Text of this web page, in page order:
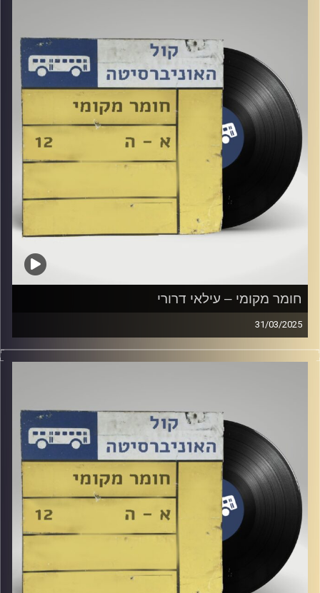
חומר מקומי – עילאי דרורי
31/03/2025
שעה של מוזיקה ישראלית עם עלאי דרורי